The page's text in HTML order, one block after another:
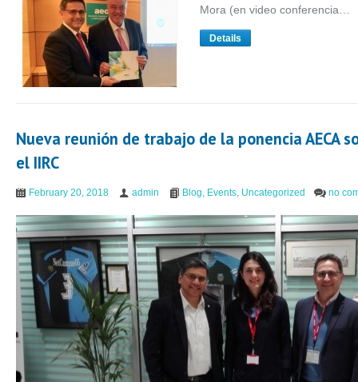
Mora (en video conferencia…
Details
Nueva reunión de trabajo de la ponencia AECA
el IIRC
February 20, 2018 admin Blog, Events, Uncategorized no